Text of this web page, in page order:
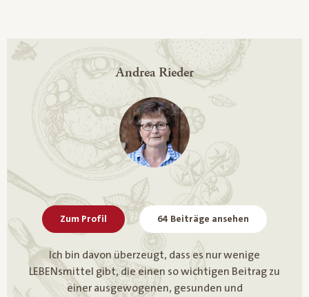
Andrea Rieder
Zum Profil 64 Beiträge ansehen
Ich bin davon überzeugt, dass es nur wenige
LEBENsmittel gibt, die einen so wichtigen Beitrag zu
einer ausgewogenen, gesunden und